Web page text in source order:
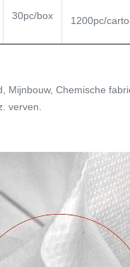
30pc/box 1200pc/
Mijnbouw, Chemische
verven.